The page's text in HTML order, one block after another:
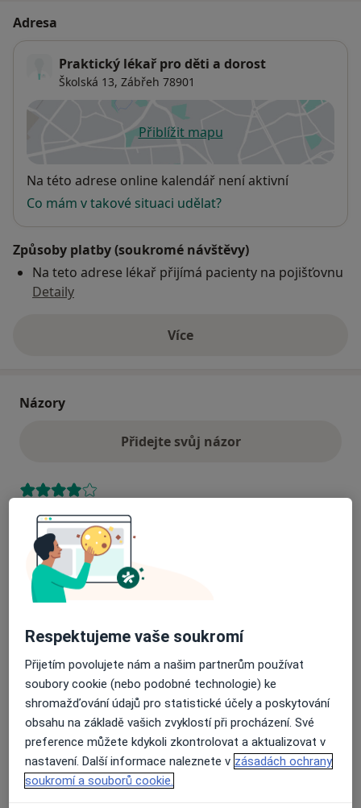
Adresa
Praktický lékař pro děti a dorost
Školská 13, Zábřeh 78901
Přiblížit mapuse otevře v nové záložce
Dostupnost
Na této adrese online kalendář není aktivní
Co mám v takové situaci udělat?
Způsoby platby (soukromé návštěvy)
Na teto adrese lékař přijímá pacienty na pojišťovnu
Detaily
Víceo adrese
Názory
Přidejte svůj názor
18 názorů
Recenze pacientů jsou pro nás důležité.
Specialisté nemají možnost zaplatit za
odstranění nebo změnu recenze pacienta.
Hledejte v názorech
Respektujeme vaše soukromí
Přijetím povolujete nám a našim partnerům používat
soubory cookie (nebo podobné technologie) ke
shromažďování údajů pro statistické účely a poskytování
obsahu na základě vašich zvyklostí při procházení. Své
preference můžete kdykoli zkontrolovat a aktualizovat v
nastavení. Další informace naleznete v zásadách ochrany
soukromí a souborů cookie.